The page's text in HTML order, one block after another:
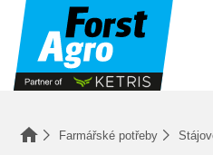
Farmářské potřeby